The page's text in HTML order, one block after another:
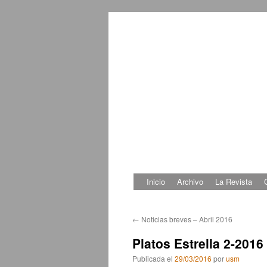
Saltar
Inicio Archivo La Revista
← Noticias breves – Abril 2016
Platos Estrella 2-2016
Publicada el 29/03/2016 porusm